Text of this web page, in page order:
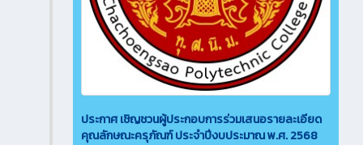
ประกาศ เชิญชวนผู้ประกอบการร่วมเสนอรายละเอียด
คุณลักษณะครุภัณฑ์ ประจำปีงบประมาณ พ.ศ. 2568